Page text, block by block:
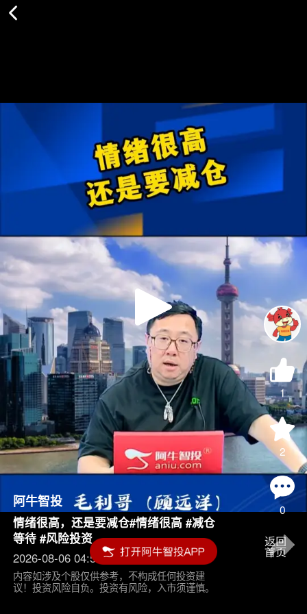
Play
Video
1
2
0
阿牛智投
情绪很高，还是要减仓#情绪很高 #减仓
等待 #风险投资
2026-08-06 04:55
内容如涉及个股仅供参考，不构成任何投资建
议！投资风险自负。投资有风险，入市须谨慎。